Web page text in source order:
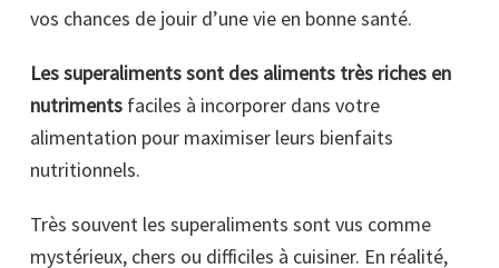
vos chances de jouir d’une vie en bonne santé.
Les superaliments sont des aliments très riches en
nutriments faciles à incorporer dans votre
alimentation pour maximiser leurs bienfaits
nutritionnels.
Très souvent les superaliments sont vus comme
mystérieux, chers ou difficiles à cuisiner. En réalité,